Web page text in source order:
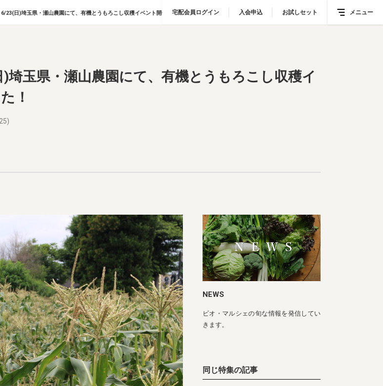
宅配会員ログイン 入会申込 お試しセット メニュー
宅配会員ログイン 入会申込 お試しセット メニュー
6/23(日)埼玉県・瀬山農園にて、有機とうもろこし収穫イベント開催しました！
)埼玉県・瀬山農園にて、有機とうもろこし収穫イ
！
NEWS
ビオ・マルシェの旬な情報を発信してい
きます。
同じ特集の記事